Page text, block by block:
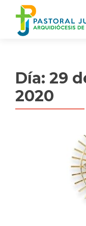
Día: 29
2020